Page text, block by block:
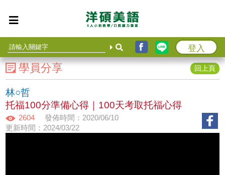
登入
學員分享 回上頁
林○哲
托福100分準備心得｜100天考取托福心得
2604
發佈時間：2020/06/10
更新時間：2024/03/22